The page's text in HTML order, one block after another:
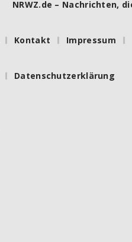
NRWZ.de – Nachrichten,
Kontakt Impressum
Datenschutzerklärung